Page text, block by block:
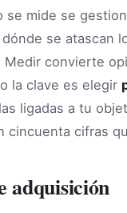
se mide se
se atascan
Medir convierte
la clave es elegir
ligadas a tu
cincuenta cifras
adquisición